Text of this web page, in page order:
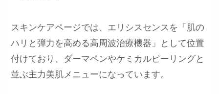
スキンケアページでは、エリシスセンスを「肌の
ハリと弾力を高める高周波治療機器」として位置
付けており、ダーマペンやケミカルピーリングと
並ぶ主力美肌メニューになっています。